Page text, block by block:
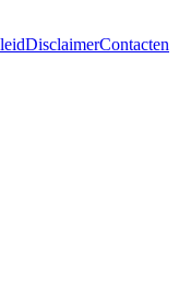
DisclaimerContacten